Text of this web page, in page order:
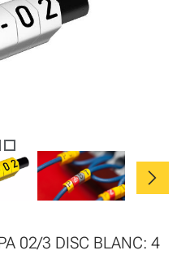
chevron_right
02/3 DISC BLANC: 4